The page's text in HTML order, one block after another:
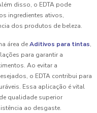
disso, o EDTA pode
ingredientes ativos,
dos produtos de beleza.
área deAditivos para tintas,
para garantir a
Ao evitar a
o EDTA contribui para
Essa aplicação é vital
qualidade superior
ao desgaste.